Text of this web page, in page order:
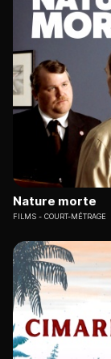
Nature morte
FILMS COURT-MÉTRAGE